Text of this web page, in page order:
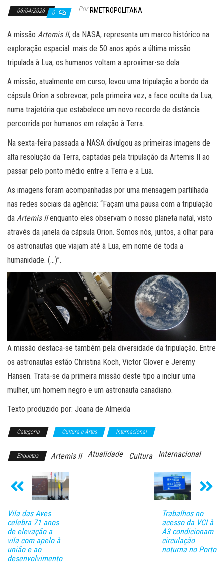
06/04/2026 0 Por RMETROPOLITANA
A missão Artemis II, da NASA, representa um marco histórico na
exploração espacial: mais de 50 anos após a última missão
tripulada à Lua, os humanos voltam a aproximar-se dela.
A missão, atualmente em curso, levou uma tripulação a bordo da
cápsula Orion a sobrevoar, pela primeira vez, a face oculta da Lua,
numa trajetória que estabelece um novo recorde de distância
percorrida por humanos em relação à Terra.
Na sexta-feira passada a NASA divulgou as primeiras imagens de
alta resolução da Terra, captadas pela tripulação da Artemis II ao
passar pelo ponto médio entre a Terra e a Lua.
As imagens foram acompanhadas por uma mensagem partilhada
nas redes sociais da agência: “Façam uma pausa com a tripulação
da Artemis IIenquanto eles observam o nosso planeta natal, visto
através da janela da cápsula Orion. Somos nós, juntos, a olhar para
os astronautas que viajam até à Lua, em nome de toda a
humanidade. (…)”.
A missão destaca-se também pela diversidade da tripulação. Entre
os astronautas estão Christina Koch, Victor Glover e Jeremy
Hansen. Trata-se da primeira missão deste tipo a incluir uma
mulher, um homem negro e um astronauta canadiano.
Texto produzido por: Joana de Almeida
Categoria Cultura e Artes Internacional
Etiquetas Artemis II Atualidade Cultura Internacional
Vila das Aves
celebra 71 anos
de elevação a
vila com apelo à
união e ao
desenvolvimento
Trabalhos no
acesso da VCI à
A3 condicionam
circulação
noturna no Porto